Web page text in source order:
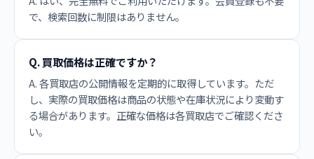
で、検索回数に制限はありません。
Q. 買取価格は正確ですか？
A. 各買取店の公開情報を定期的に取得しています。ただ
し、実際の買取価格は商品の状態や在庫状況により変動す
る場合があります。正確な価格は各買取店でご確認くださ
い。